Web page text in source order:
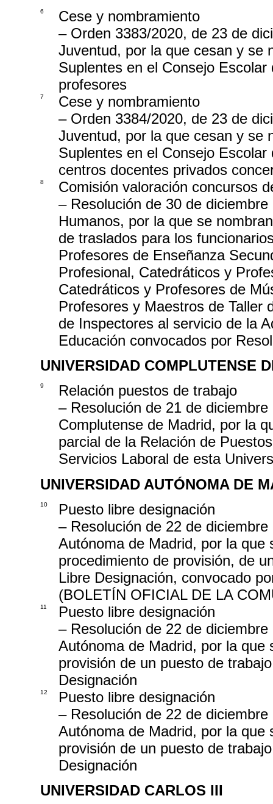
6
Cese y nombramiento
– Orden 3383/2020, de 23 de
Juventud, por la que cesan y se
Suplentes en el Consejo
profesores
7
Cese y nombramiento
– Orden 3384/2020, de 23 de
Juventud, por la que cesan y se
Suplentes en el Consejo
centros docentes privados
8
Comisión valoración concursos
– Resolución de 30 de
Humanos, por la que se
de traslados para los
Profesores de Enseñanza
Profesional, Catedráticos y
Catedráticos y Profesores de
Profesores y Maestros de Taller
de Inspectores al servicio de la
Educación convocados por
UNIVERSIDAD COMPLUTENSE
9
Relación puestos de trabajo
– Resolución de 21 de
Complutense de Madrid, por la
parcial de la Relación de
Servicios Laboral de esta
UNIVERSIDAD AUTÓNOMA DE
10
Puesto libre designación
– Resolución de 22 de
Autónoma de Madrid, por la que
procedimiento de provisión, de
Libre Designación, convocado
(BOLETÍN OFICIAL DE LA
11
Puesto libre designación
– Resolución de 22 de
Autónoma de Madrid, por la que
provisión de un puesto de
Designación
12
Puesto libre designación
– Resolución de 22 de
Autónoma de Madrid, por la que
provisión de un puesto de
Designación
UNIVERSIDAD CARLOS III